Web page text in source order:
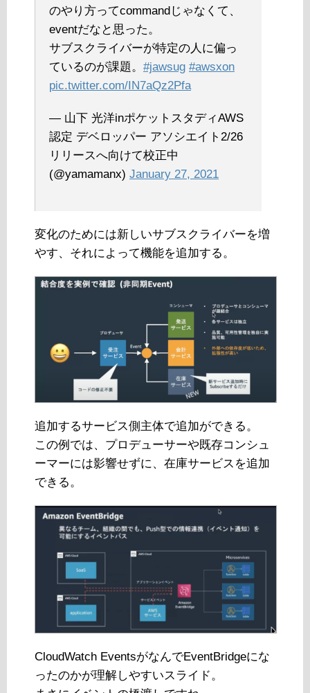
のやり方ってcommandじゃなくて、
eventだなと思った。
サブスクライバーが特定の人に偏っ
ているのが課題。 #jawsug #awsxon
pic.twitter.com/IN7aQz2Pfa
— 山下 光洋inポケットスタディAWS
認定 デベロッパー アソシエイト2/26
リリースへ向けて校正中
(@yamamanx) January 27, 2021
変化のためには新しいサブスクライバーを増
やす、それによって機能を追加する。
追加するサービス側主体で追加ができる。
この例では、プロデューサーや既存コンシュ
ーマーには影響せずに、在庫サービスを追加
できる。
CloudWatch EventsがなんでEventBridgeにな
ったのかが理解しやすいスライド。